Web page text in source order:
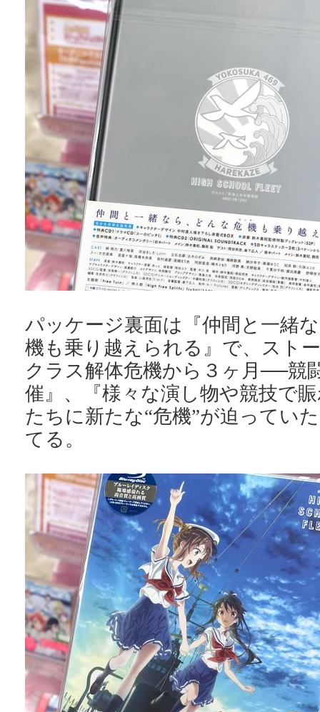
パッケージ裏面は『仲間と一緒
機も乗り越えられる』で、スト
クラス解体危機から３ヶ月──競
催』、『様々な演し物や競技で
たちに新たな“危機”が迫ってい
てる。